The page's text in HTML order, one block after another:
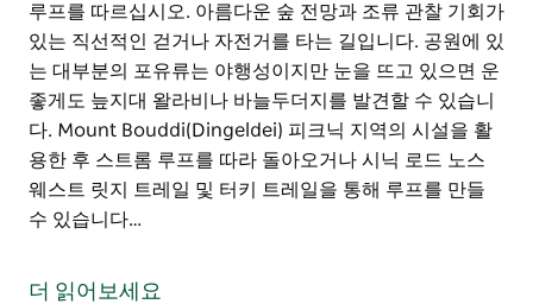
루프를 따르십시오. 아름다운 숲 전망과 조류 관찰 기회가
있는 직선적인 걷거나 자전거를 타는 길입니다. 공원에 있
는 대부분의 포유류는 야행성이지만 눈을 뜨고 있으면 운
좋게도 늪지대 왈라비나 바늘두더지를 발견할 수 있습니
다. Mount Bouddi(Dingeldei) 피크닉 지역의 시설을 활
용한 후 스트롬 루프를 따라 돌아오거나 시닉 로드 노스
웨스트 릿지 트레일 및 터키 트레일을 통해 루프를 만들
수 있습니다…
립공원을 맛보고 싶은 가족에게 좋은 선택입니다. 스트롬
더 읽어보세요